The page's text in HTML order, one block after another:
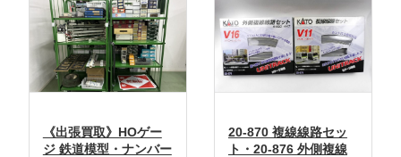
《出張買取》HOゲー
ジ 鉄道模型・ナンバー
20-870 複線線路セッ
ト・20-876 外側複線